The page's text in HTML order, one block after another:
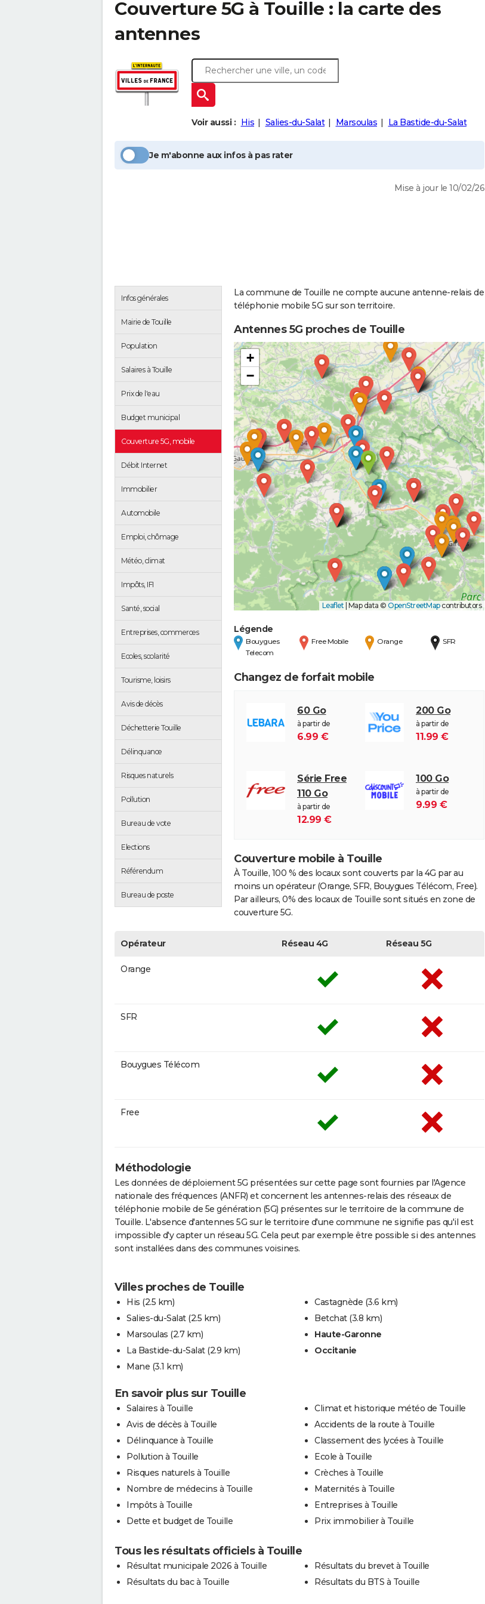
Couverture 5G à Touille : la carte des
antennes
Voir aussi : His Salies-du-Salat Marsoulas La Bastide-du-Salat
Je m'abonne aux infos à pas rater
Mise à jour le 10/02/26
Infos générales
Mairie de Touille
Population
Salaires à Touille
Prix de l'eau
Budget municipal
Couverture 5G, mobile
Débit Internet
Immobilier
Automobile
Emploi, chômage
Météo, climat
Impôts, IFI
Santé, social
Entreprises, commerces
Ecoles, scolarité
Tourisme, loisirs
Avis de décès
Déchetterie Touille
Délinquance
Risques naturels
Pollution
Bureau de vote
Elections
Référendum
Bureau de poste
La commune de Touille ne compte aucune antenne-relais de
téléphonie mobile 5G sur son territoire.
Antennes 5G proches de Touille
+
−
Leaflet Map data © OpenStreetMapcontributors
Légende
Bouygues
Telecom
Free Mobile Orange SFR
Changez de forfait mobile
60 Go
à partir de
6.99 €
200 Go
à partir de
11.99 €
Série Free
110 Go
à partir de
12.99 €
100 Go
à partir de
9.99 €
Couverture mobile à Touille
À Touille, 100 % des locaux sont couverts par la 4G par au
moins un opérateur (Orange, SFR, Bouygues Télécom, Free).
Par ailleurs, 0% des locaux de Touille sont situés en zone de
couverture 5G.
Opérateur Réseau 4G Réseau 5G
Orange
SFR
Bouygues Télécom
Free
Méthodologie
Les données de déploiement 5G présentées sur cette page sont fournies par l'Agence
nationale des fréquences (ANFR) et concernent les antennes-relais des réseaux de
téléphonie mobile de 5e génération (5G) présentes sur le territoire de la commune de
Touille. L'absence d'antennes 5G sur le territoire d'une commune ne signifie pas qu'il est
impossible d'y capter un réseau 5G. Cela peut par exemple être possible si des antennes
sont installées dans des communes voisines.
Villes proches de Touille
His (2.5 km)
Salies-du-Salat (2.5 km)
Marsoulas (2.7 km)
La Bastide-du-Salat (2.9 km)
Mane (3.1 km)
Castagnède (3.6 km)
Betchat (3.8 km)
Haute-Garonne
Occitanie
En savoir plus sur Touille
Salaires à Touille
Avis de décès à Touille
Délinquance à Touille
Pollution à Touille
Risques naturels à Touille
Nombre de médecins à Touille
Impôts à Touille
Dette et budget de Touille
Climat et historique météo de Touille
Accidents de la route à Touille
Classement des lycées à Touille
Ecole à Touille
Crèches à Touille
Maternités à Touille
Entreprises à Touille
Prix immobilier à Touille
Tous les résultats officiels à Touille
Résultat municipale 2026 à Touille
Résultats du bac à Touille
Résultats du brevet à Touille
Résultats du BTS à Touille